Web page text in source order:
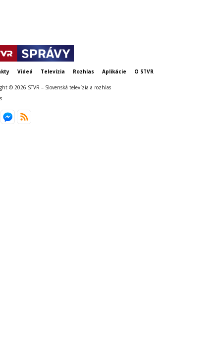
Videá Televízia Rozhlas Aplikácie O STVR
© 2026 STVR – Slovenská televízia a rozhlas